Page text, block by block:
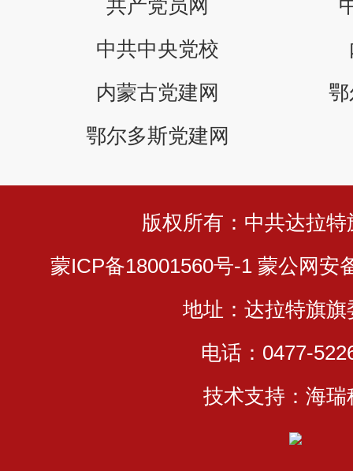
共产党员网
中共中央党校
内蒙古党建网
鄂尔多斯党建网
版权所有：中共达拉
蒙ICP备18001560号-1 蒙公网安
地址：达拉特旗旗
电话：0477-
技术支持：海瑞